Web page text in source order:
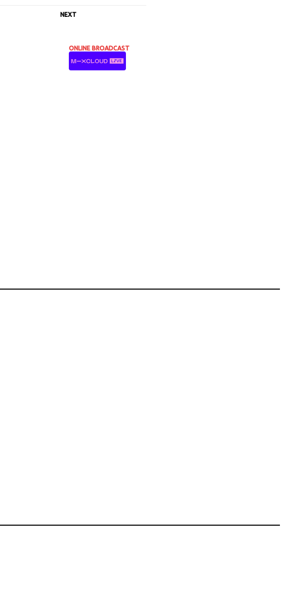
NEXT
ONLINE BROADCAST